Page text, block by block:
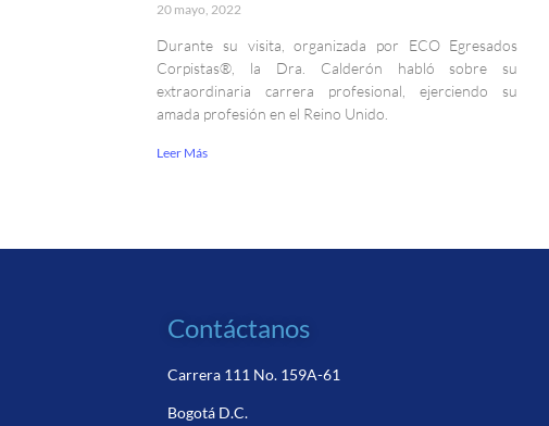
20 mayo, 2022
Durante su visita, organizada por ECO Egresados
Corpistas®, la Dra. Calderón habló sobre su
extraordinaria carrera profesional, ejerciendo su
amada profesión en el Reino Unido.
Leer Más
Contáctanos
Carrera 111 No. 159A-61
Bogotá D.C.